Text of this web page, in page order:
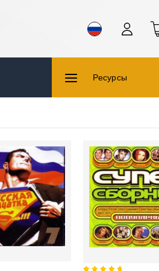
Ресурсы